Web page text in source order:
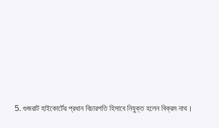
5. গুজরাট হাইকোর্টের প্রধান বিচারপতি হিসাবে নিযুক্ত হলেন বিক্রম নাথ।